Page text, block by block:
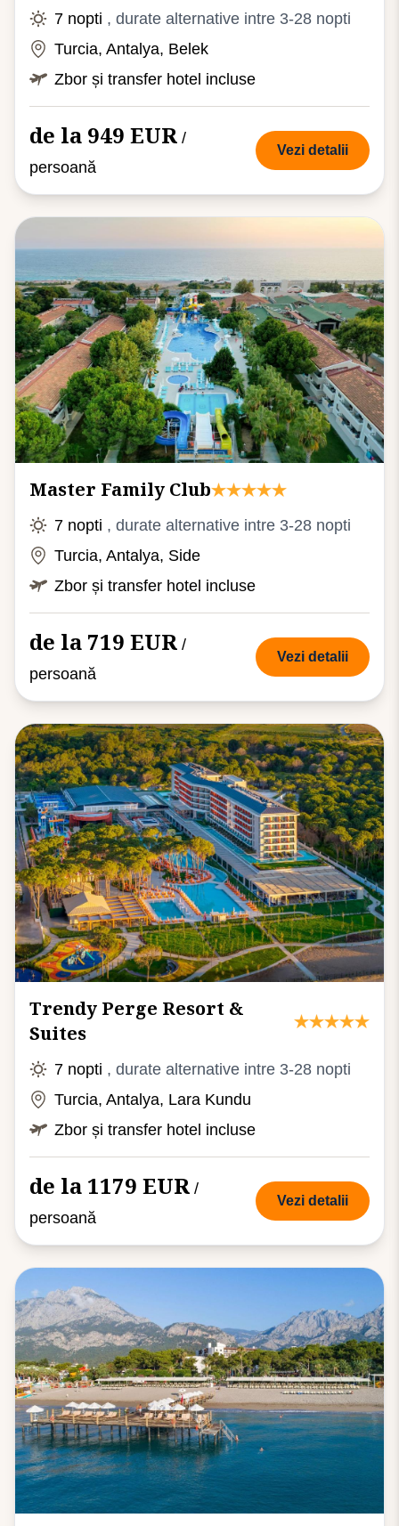
7 nopti , durate alternative intre 3-28 nopti
Turcia, Antalya, Belek
Zbor și transfer hotel incluse
de la 949 EUR /
persoană
Vezi detalii
Master Family Club
7 nopti , durate alternative intre 3-28 nopti
Turcia, Antalya, Side
Zbor și transfer hotel incluse
de la 719 EUR /
persoană
Vezi detalii
Trendy Perge Resort &
Suites
7 nopti , durate alternative intre 3-28 nopti
Turcia, Antalya, Lara Kundu
Zbor și transfer hotel incluse
de la 1179 EUR /
persoană
Vezi detalii